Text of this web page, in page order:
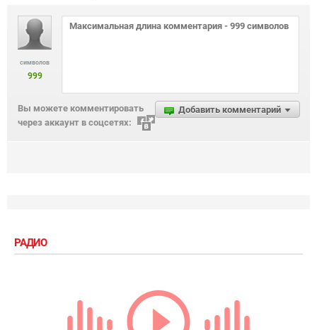
символов
999
Добавить комментарий
Вы можете комментировать
через аккаунт в соцсетях:
РАДИО